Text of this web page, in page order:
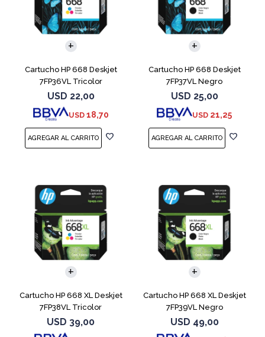
Cartucho HP 668 Deskjet
7FP36VL Tricolor
USD 22,00
USD 18,70
Cartucho HP 668 Deskjet
7FP37VL Negro
USD 25,00
USD 21,25
Cartucho HP 668 XL Deskjet
7FP38VL Tricolor
USD 39,00
Cartucho HP 668 XL Deskjet
7FP39VL Negro
USD 49,00